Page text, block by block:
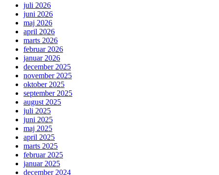
juli 2026
juni 2026
maj 2026
april 2026
marts 2026
februar 2026
januar 2026
december 2025
november 2025
oktober 2025
september 2025
august 2025
juli 2025
juni 2025
maj 2025
april 2025
marts 2025
februar 2025
januar 2025
december 2024